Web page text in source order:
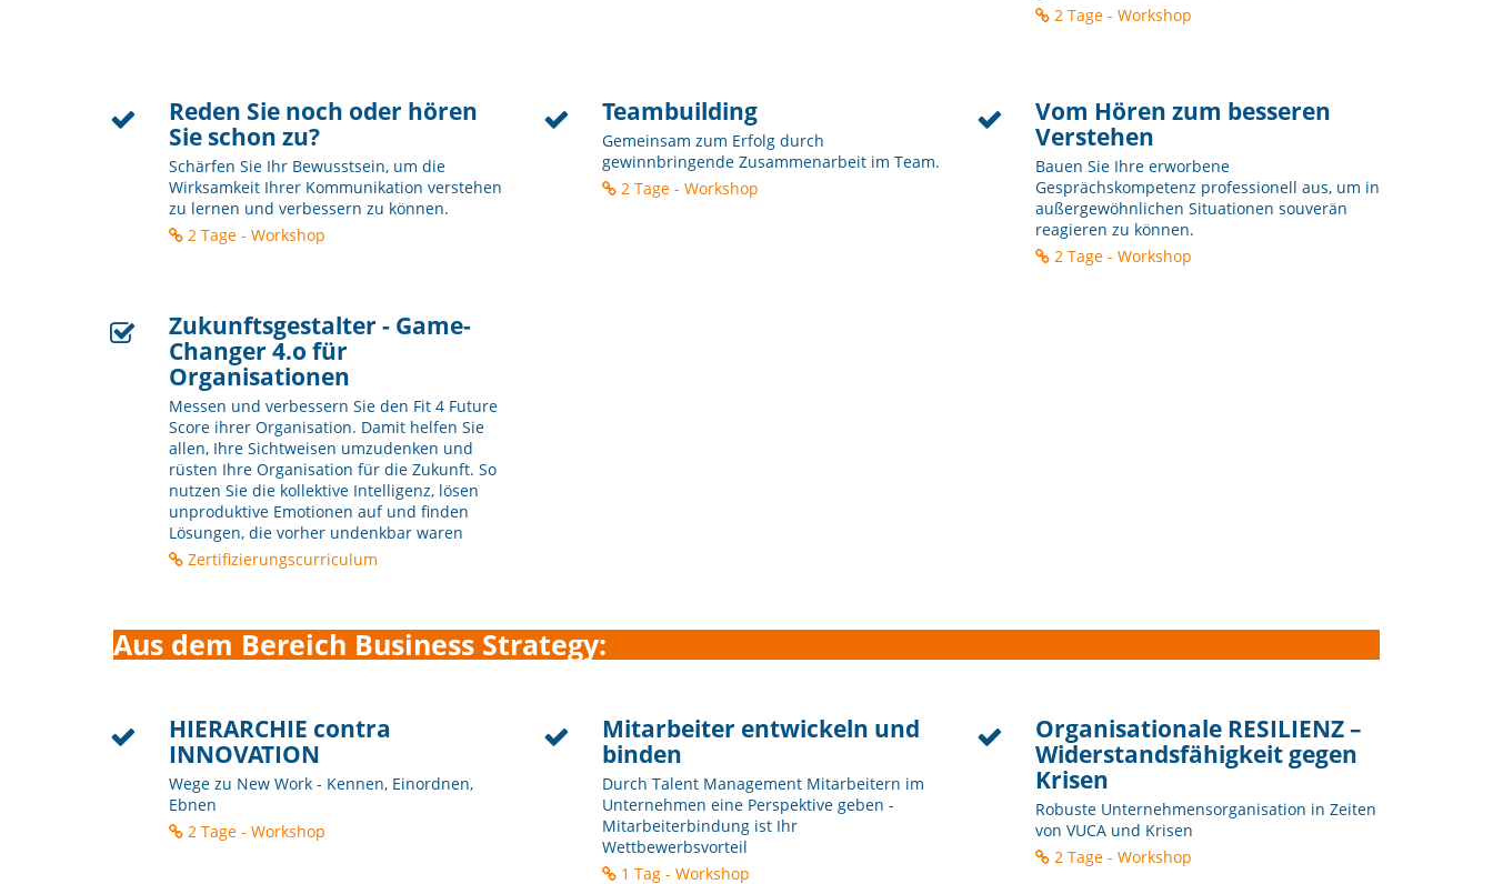
2 Tage - Workshop
Reden Sie noch oder hören
Sie schon zu?
Schärfen Sie Ihr Bewusstsein, um die
Wirksamkeit Ihrer Kommunikation verstehen
zu lernen und verbessern zu können.
2 Tage - Workshop
Teambuilding
Gemeinsam zum Erfolg durch
gewinnbringende Zusammenarbeit im Team.
2 Tage - Workshop
Vom Hören zum besseren
Verstehen
Bauen Sie Ihre erworbene
Gesprächskompetenz professionell aus, um in
außergewöhnlichen Situationen souverän
reagieren zu können.
2 Tage - Workshop
Zukunftsgestalter - Game-
Changer 4.o für
Organisationen
Messen und verbessern Sie den Fit 4 Future
Score ihrer Organisation. Damit helfen Sie
allen, Ihre Sichtweisen umzudenken und
rüsten Ihre Organisation für die Zukunft. So
nutzen Sie die kollektive Intelligenz, lösen
unproduktive Emotionen auf und finden
Lösungen, die vorher undenkbar waren
Zertifizierungscurriculum
Aus dem Bereich Business Strategy:
HIERARCHIE contra
INNOVATION
Wege zu New Work - Kennen, Einordnen,
Ebnen
2 Tage - Workshop
Mitarbeiter entwickeln und
binden
Durch Talent Management Mitarbeitern im
Unternehmen eine Perspektive geben -
Mitarbeiterbindung ist Ihr
Wettbewerbsvorteil
1 Tag - Workshop
Organisationale RESILIENZ –
Widerstandsfähigkeit gegen
Krisen
Robuste Unternehmensorganisation in Zeiten
von VUCA und Krisen
2 Tage - Workshop